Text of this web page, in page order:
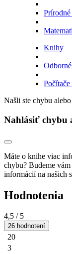
Knihy
Počítače
Našli ste chybu
Nahlásiť chybu
Máte o knihe viac
chybu? Budeme
informácií na našich
Hodnotenia
4,5 / 5
26 hodnotení
20
3